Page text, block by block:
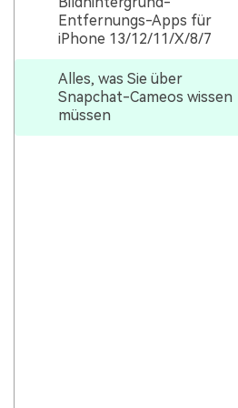
Entfernungs-Apps für
iPhone 13/12/11/X/8/7
Alles, was Sie über
Snapchat-Cameos wissen
müssen